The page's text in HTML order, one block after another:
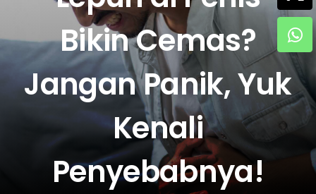
FASILITAS
ARTIKEL
HUBUNGI KAMI
Bikin Cemas?
Jangan Panik, Yuk
Kenali
Penyebabnya!